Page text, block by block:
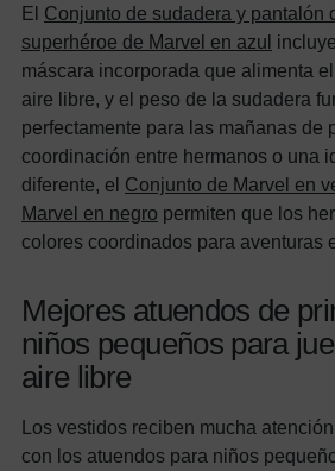
El Conjunto de sudadera y pantalón
superhéroe de Marvel en azul
máscara incorporada que alimenta
aire libre, y el peso de la sudadera
perfectamente para las mañanas de
coordinación entre hermanos o una
diferente, el Conjunto de Marvel en
Marvel en negro permiten que los
colores coordinados para aventuras
Mejores atuendos de
niños pequeños para
aire libre
Los vestidos reciben mucha
con los atuendos para niños